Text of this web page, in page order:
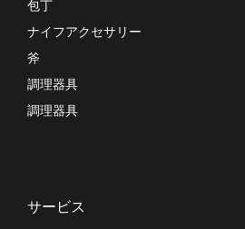
包丁
ナイフアクセサリー
斧
調理器具
調理器具
サービス